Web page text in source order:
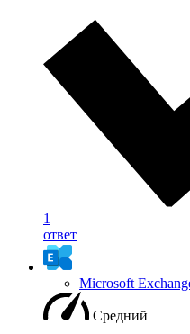
1
ответ
Microsoft
Средний